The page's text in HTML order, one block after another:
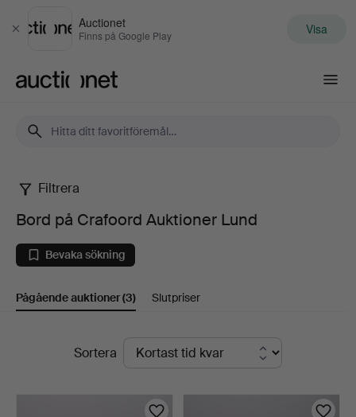
Stäng
Auctionet
Finns på Google Play Visa
Bord
på
Crafoord
Auktioner
Filtrera
Bord på Crafoord Auktioner Lund
Bevaka sökning
Pågående auktioner(3) Slutpriser
PågåendeSortera